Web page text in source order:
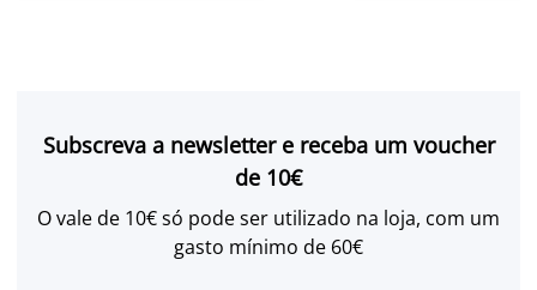
Subscreva a newsletter e receba um voucher
de 10€
O vale de 10€ só pode ser utilizado na loja, com um
gasto mínimo de 60€